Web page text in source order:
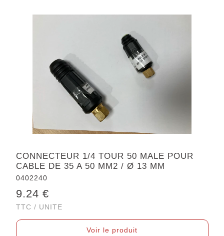
CONNECTEUR 1/4 TOUR 50 MALE POUR
CABLE DE 35 A 50 MM2 / Ø 13 MM
0402240
9.24 €
TTC / UNITE
Voir le produit